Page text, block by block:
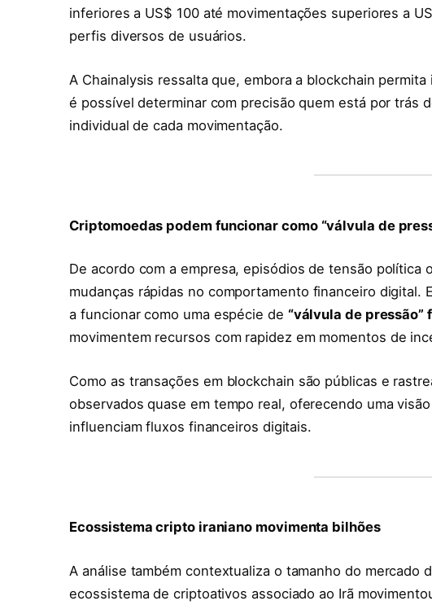
inferiores a US$ 100 até movimentações superiores a
perfis diversos de usuários.
A Chainalysis ressalta que, embora a blockchain
é possível determinar com precisão quem está por trás
individual de cada movimentação.
Criptomoedas podem funcionar como “válvula de
De acordo com a empresa, episódios de tensão política
mudanças rápidas no comportamento financeiro digital.
a funcionar como uma espécie de “válvula de pressão”
movimentem recursos com rapidez em momentos de
Como as transações em blockchain são públicas e
observados quase em tempo real, oferecendo uma
influenciam fluxos financeiros digitais.
Ecossistema cripto iraniano movimenta bilhões
A análise também contextualiza o tamanho do mercado
ecossistema de criptoativos associado ao Irã